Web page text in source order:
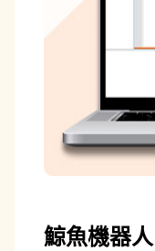
鯨魚機器人